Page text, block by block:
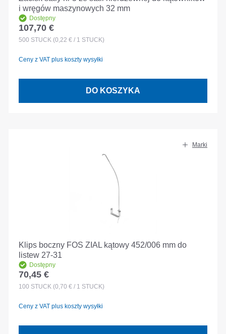
i wręgów maszynowych 32 mm
Dostępny
Cena regularna:
107,70 €
500 STÜCK (0,22 € / 1 STÜCK)
Ceny z VAT plus koszty wysyłki
DO KOSZYKA
Marki
Klips boczny FOS ZIAL kątowy 452/006 mm do
listew 27-31
Dostępny
Cena regularna:
70,45 €
100 STÜCK (0,70 € / 1 STÜCK)
Ceny z VAT plus koszty wysyłki